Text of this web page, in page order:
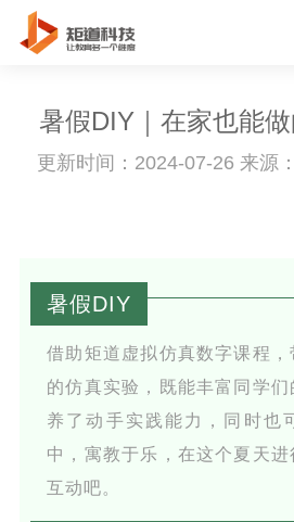
暑假DIY｜在家也能
更新时间：2024-07-26 来源
暑假DIY
借助矩道虚拟仿真数字课程
的仿真实验，既能丰富同学
养了动手实践能力，同时也
中，寓教于乐，在这个夏天
互动吧。